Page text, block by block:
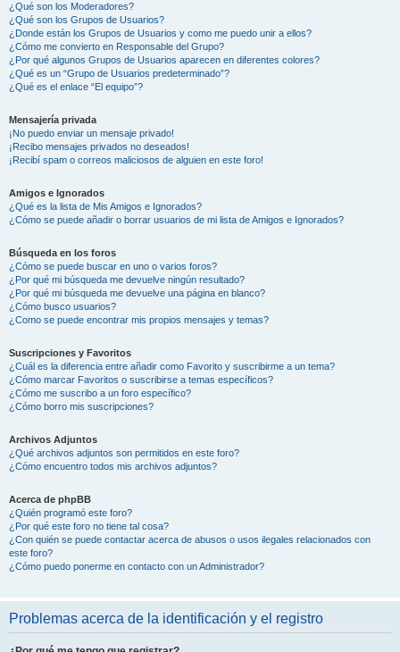
¿Qué son los Moderadores?
¿Qué son los Grupos de Usuarios?
¿Donde están los Grupos de Usuarios y como me puedo unir a ellos?
¿Cómo me convierto en Responsable del Grupo?
¿Por qué algunos Grupos de Usuarios aparecen en diferentes colores?
¿Qué es un “Grupo de Usuarios predeterminado”?
¿Qué es el enlace “El equipo”?
Mensajería privada
¡No puedo enviar un mensaje privado!
¡Recibo mensajes privados no deseados!
¡Recibí spam o correos maliciosos de alguien en este foro!
Amigos e Ignorados
¿Qué es la lista de Mis Amigos e Ignorados?
¿Cómo se puede añadir o borrar usuarios de mi lista de Amigos e Ignorados?
Búsqueda en los foros
¿Cómo se puede buscar en uno o varios foros?
¿Por qué mi búsqueda me devuelve ningún resultado?
¿Por qué mi búsqueda me devuelve una página en blanco?
¿Cómo busco usuarios?
¿Como se puede encontrar mis propios mensajes y temas?
Suscripciones y Favoritos
¿Cuál es la diferencia entre añadir como Favorito y suscribirme a un tema?
¿Cómo marcar Favoritos o suscribirse a temas específicos?
¿Cómo me suscribo a un foro específico?
¿Cómo borro mis suscripciones?
Archivos Adjuntos
¿Qué archivos adjuntos son permitidos en este foro?
¿Cómo encuentro todos mis archivos adjuntos?
Acerca de phpBB
¿Quién programó este foro?
¿Por qué este foro no tiene tal cosa?
¿Con quién se puede contactar acerca de abusos o usos ilegales relacionados con
este foro?
¿Cómo puedo ponerme en contacto con un Administrador?
Problemas acerca de la identificación y el registro